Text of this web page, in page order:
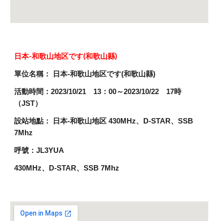
日本-和歌山地区です(和歌山縣)
單位名稱： 日本-和歌山地区です(和歌山縣)
活動時間：2023/10/21 13：00～2023/10/22 17時
（JST）
設站地點： 日本-和歌山地区 430MHz、D-STAR、SSB
7Mhz
呼號：JL3YUA
430MHz、D-STAR、SSB 7Mhz